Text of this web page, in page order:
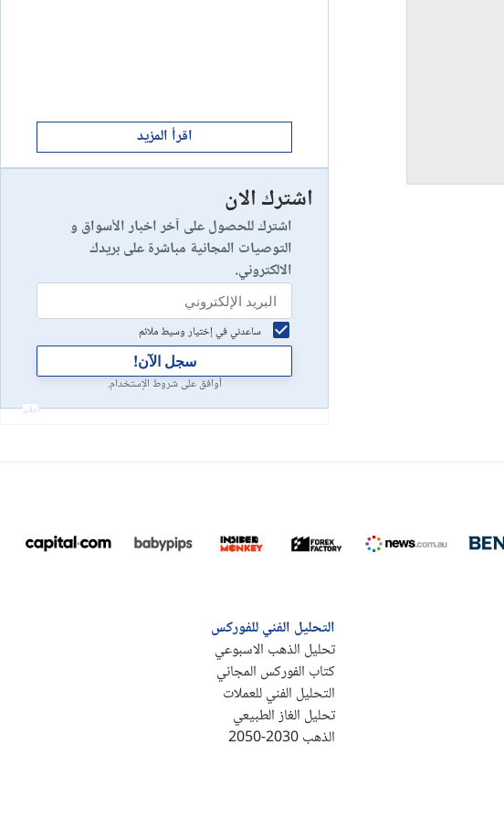
إستعراض شركة
10
اقرأ المزيد
اشترك الان
اشترك للحصول على آخر اخبار الأسواق و
التوصيات المجانية مباشرة على بريدك
الالكتروني.
ساعدني في إختيار وسيط ملائم
سجل الآن!
أوافق على شروط الإستخدام.
أعلان
التحليل الفني للفوركس
تحليل الذهب الاسبوعي
كتاب الفوركس المجاني
التحليل الفني للعملات
تحليل الغاز الطبيعي
الذهب 2030-2050